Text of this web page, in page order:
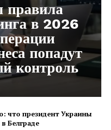
правила
в 2026
попадут
контроль
что президент Украины
Белграде